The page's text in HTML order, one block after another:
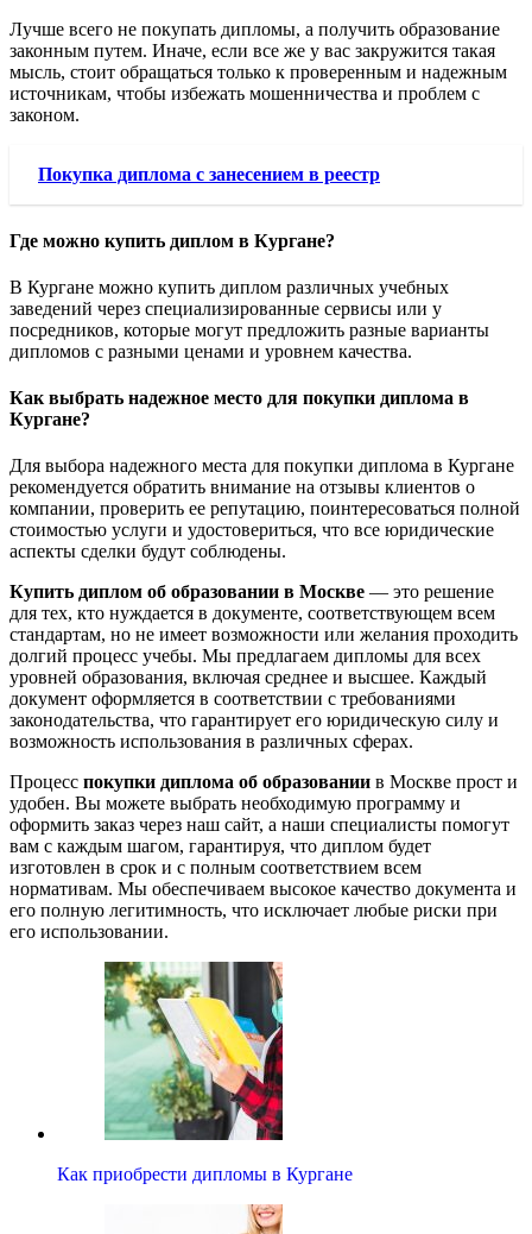
Лучше всего не покупать дипломы, а получить образование
законным путем. Иначе, если все же у вас закружится такая
мысль, стоит обращаться только к проверенным и надежным
источникам, чтобы избежать мошенничества и проблем с
законом.
Покупка диплома с занесением в реестр
Где можно купить диплом в Кургане?
В Кургане можно купить диплом различных учебных
заведений через специализированные сервисы или у
посредников, которые могут предложить разные варианты
дипломов с разными ценами и уровнем качества.
Как выбрать надежное место для покупки диплома в
Кургане?
Для выбора надежного места для покупки диплома в Кургане
рекомендуется обратить внимание на отзывы клиентов о
компании, проверить ее репутацию, поинтересоваться полной
стоимостью услуги и удостовериться, что все юридические
аспекты сделки будут соблюдены.
Купить диплом об образовании в Москве — это решение
для тех, кто нуждается в документе, соответствующем всем
стандартам, но не имеет возможности или желания проходить
долгий процесс учебы. Мы предлагаем дипломы для всех
уровней образования, включая среднее и высшее. Каждый
документ оформляется в соответствии с требованиями
законодательства, что гарантирует его юридическую силу и
возможность использования в различных сферах.
Процесс покупки диплома об образовании в Москве прост и
удобен. Вы можете выбрать необходимую программу и
оформить заказ через наш сайт, а наши специалисты помогут
вам с каждым шагом, гарантируя, что диплом будет
изготовлен в срок и с полным соответствием всем
нормативам. Мы обеспечиваем высокое качество документа и
его полную легитимность, что исключает любые риски при
его использовании.
Как приобрести дипломы в Кургане